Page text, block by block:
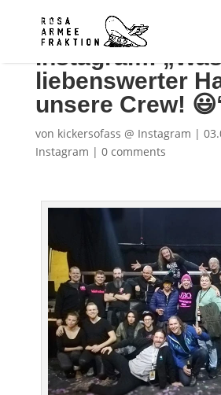
Instagram:
liebenswerter
unsere Crew!
von kickersofass @ Instagram |
Instagram | 0 comments